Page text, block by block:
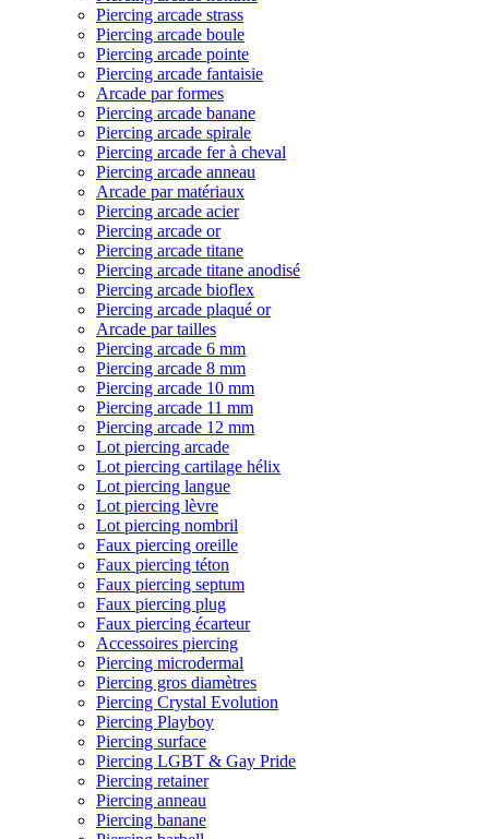
Piercing arcade strass
Piercing arcade boule
Piercing arcade pointe
Piercing arcade fantaisie
Arcade par formes
Piercing arcade banane
Piercing arcade spirale
Piercing arcade fer à cheval
Piercing arcade anneau
Arcade par matériaux
Piercing arcade acier
Piercing arcade or
Piercing arcade titane
Piercing arcade titane anodisé
Piercing arcade bioflex
Piercing arcade plaqué or
Arcade par tailles
Piercing arcade 6 mm
Piercing arcade 8 mm
Piercing arcade 10 mm
Piercing arcade 11 mm
Piercing arcade 12 mm
Lot piercing arcade
Lot piercing cartilage hélix
Lot piercing langue
Lot piercing lèvre
Lot piercing nombril
Faux piercing oreille
Faux piercing téton
Faux piercing septum
Faux piercing plug
Faux piercing écarteur
Accessoires piercing
Piercing microdermal
Piercing gros diamètres
Piercing Crystal Evolution
Piercing Playboy
Piercing surface
Piercing LGBT & Gay Pride
Piercing retainer
Piercing anneau
Piercing banane